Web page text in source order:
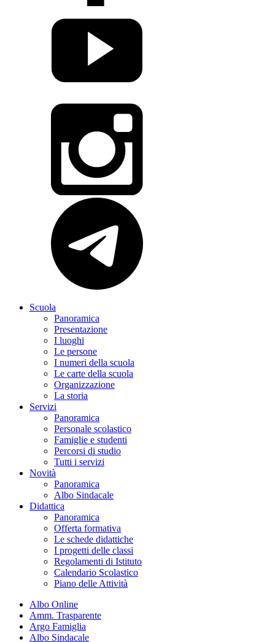
Scuola
Panoramica
Presentazione
I luoghi
Le persone
I numeri della scuola
Le carte della scuola
Organizzazione
La storia
Servizi
Panoramica
Personale scolastico
Famiglie e studenti
Percorsi di studio
Tutti i servizi
Novità
Panoramica
Albo Sindacale
Didattica
Panoramica
Offerta formativa
Le schede didattiche
I progetti delle classi
Regolamenti di Istituto
Calendario Scolastico
Piano delle Attività
Albo Online
Amm. Trasparente
Argo Famiglia
Albo Sindacale